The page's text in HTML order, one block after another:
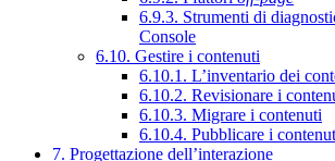
6.9.3. Strumenti di
Console
6.10. Gestire i contenuti
6.10.1. L’inventario dei
6.10.2. Revisionare i
6.10.3. Migrare i contenuti
6.10.4. Pubblicare i
7. Progettazione dell’interazione